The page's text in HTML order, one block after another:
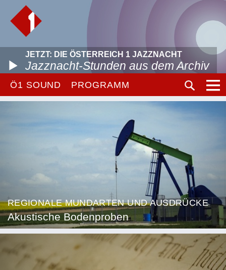
JETZT: DIE ÖSTERREICH 1 JAZZNACHT
Jazznacht-Stunden aus dem Archiv
Ö1 SOUND PROGRAMM
REGIONALE MUNDARTEN UND AUSDRÜCKE
Akustische Bodenproben